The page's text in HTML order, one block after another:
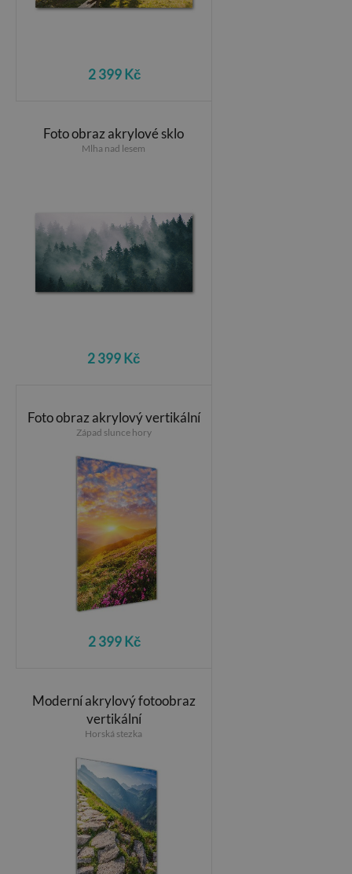
2 399 Kč
Foto obraz akrylové sklo
Mlha nad lesem
2 399 Kč
Foto obraz akrylový vertikální
Západ slunce hory
2 399 Kč
Moderní akrylový fotoobraz
vertikální
Horská stezka